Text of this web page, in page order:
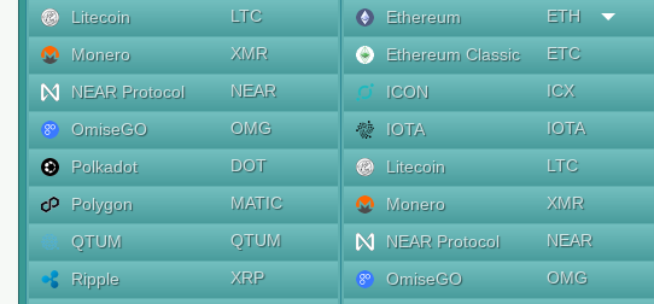
Litecoin
LTC
Monero
XMR
NEAR Protocol
NEAR
OmiseGO
OMG
Polkadot
DOT
Polygon
MATIC
QTUM
QTUM
Ripple
XRP
Ethereum
ETH
Ethereum Classic
ETC
ICON
ICX
IOTA
IOTA
Litecoin
LTC
Monero
XMR
NEAR Protocol
NEAR
OmiseGO
OMG